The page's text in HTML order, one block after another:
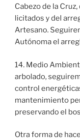
Cabezo de la
licitados y del
Artesano.
Autónoma el
14. Medio
arbolado,
control
mantenimiento
preservando el
Otra forma de